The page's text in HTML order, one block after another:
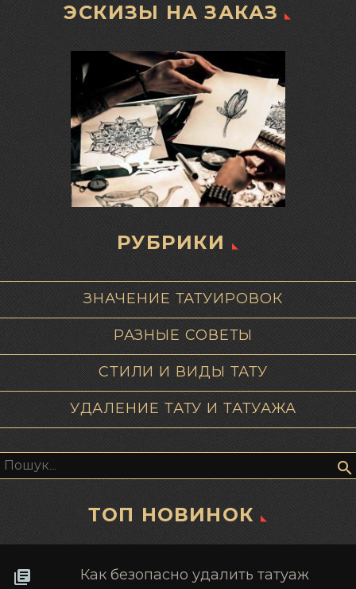
ЭСКИЗЫ НА ЗАКАЗ
РУБРИКИ
ЗНАЧЕНИЕ ТАТУИРОВОК
РАЗНЫЕ СОВЕТЫ
СТИЛИ И ВИДЫ ТАТУ
УДАЛЕНИЕ ТАТУ И ТАТУАЖА
ТОП НОВИНОК
Как безопасно удалить татуаж